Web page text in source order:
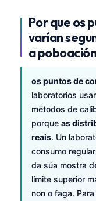
Por que os
varían
a
os puntos de
laboratorios
métodos de
porque as
reais. Un
consumo
da súa mostra
límite superior
non o faga.